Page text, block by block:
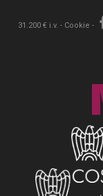
31.200 € i.v. - Cookie -